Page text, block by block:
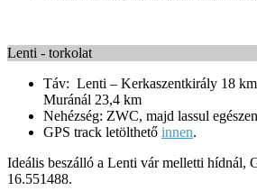
Lenti - torkolat
Táv: Lenti – Kerkaszentkirály 18
Muránál 23,4 km
Nehézség: ZWC, majd lassul
GPS track letölthető innen.
Ideális beszálló a Lenti vár melletti hídnál,
16.551488.